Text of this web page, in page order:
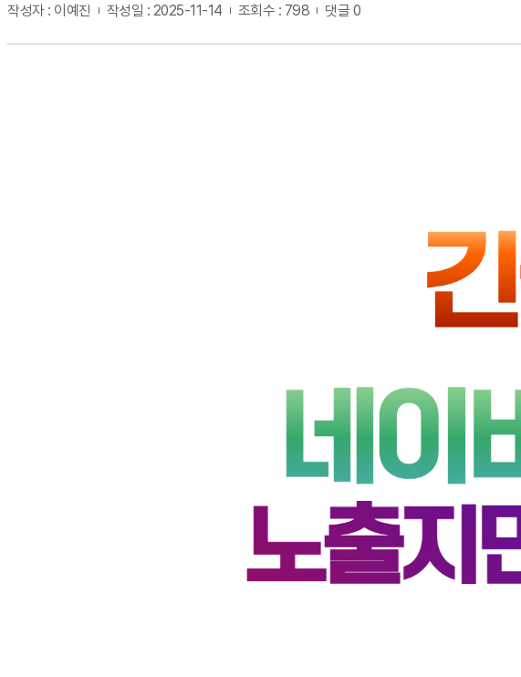
작성자 : 이예진 작성일 : 2025-11-14 조회수 : 798 댓글 0